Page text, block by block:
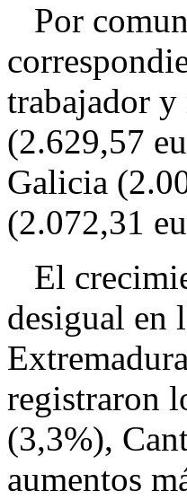
Por
trabajador y
(2.629,57
Galicia
(2.072,31
El
desigual en
registraron
(3,3%),
aumentos